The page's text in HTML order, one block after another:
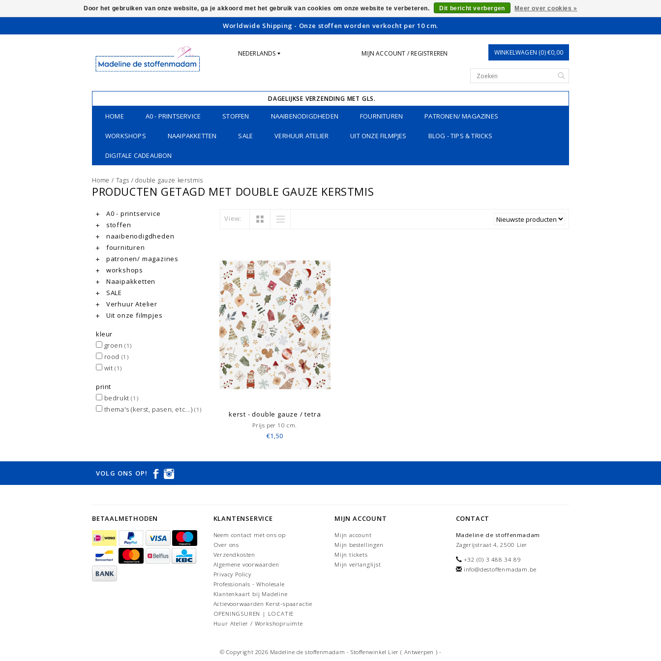
Worldwide Shipping - Onze stoffen worden verkocht per 10 cm.
NEDERLANDS MIJN ACCOUNT / REGISTREREN WINKELWAGEN (0) €0,00
DAGELIJKSE VERZENDING MET GLS.
HOME A0 - PRINTSERVICE STOFFEN NAAIBENODIGDHEDEN FOURNITUREN PATRONEN/ MAGAZINES
WORKSHOPS NAAIPAKKETTEN SALE VERHUUR ATELIER UIT ONZE FILMPJES BLOG - TIPS & TRICKS
DIGITALE CADEAUBON
Home / Tags /double gauze kerstmis
PRODUCTEN GETAGD MET DOUBLE GAUZE KERSTMIS
A0 - printservice
stoffen
naaibenodigdheden
fournituren
patronen/ magazines
workshops
Naaipakketten
SALE
Verhuur Atelier
Uit onze filmpjes
kleur
groen(1)
rood (1)
wit (1)
print
bedrukt(1)
thema's (kerst, pasen, etc...)(1)
View:
kerst - double gauze / tetra
Prijs per 10 cm.
€1,50
VOLG ONS OP!
BETAALMETHODEN KLANTENSERVICE
Neem contact met ons op
Over ons
Verzendkosten
Algemene voorwaarden
Privacy Policy
Professionals - Wholesale
Klantenkaart bij Madeline
Actievoorwaarden Kerst-spaaractie
OPENINGSUREN | LOCATIE
Huur Atelier / Workshopruimte
MIJN ACCOUNT
Mijn account
Mijn bestellingen
Mijn tickets
Mijn verlanglijst
CONTACT
Madeline de stoffenmadam
Zagerijstraat 4, 2500 Lier
+32 (0) 3 488 34 89
info@destoffenmadam.be
© Copyright 2026 Madeline de stoffenmadam - Stoffenwinkel Lier ( Antwerpen ) -
Door het gebruiken van onze website, ga je akkoord met het gebruik van cookies om onze website te verbeteren. Dit bericht verbergen Meer over cookies »